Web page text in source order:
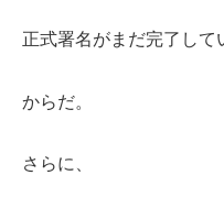
正式署名がまだ完了して
からだ。
さらに、